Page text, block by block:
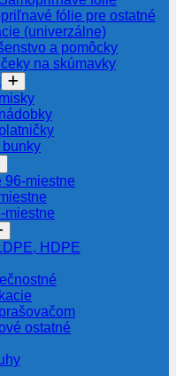
fólie pre ostatné
(univerzálne)
a pomôcky
na skúmavky
bunky
96-miestne
miestne
HDPE
ostatné